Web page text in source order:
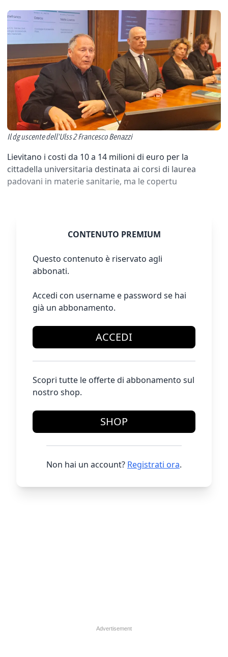
Il dg uscente dell'Ulss 2 Francesco Benazzi
Lievitano i costi da 10 a 14 milioni di euro per la
cittadella universitaria destinata ai corsi di laurea
padovani in materie sanitarie, ma le copertu
CONTENUTO PREMIUM
Questo contenuto è riservato agli
abbonati.
Accedi con username e password se hai
già un abbonamento.
ACCEDI
Scopri tutte le offerte di abbonamento sul
nostro shop.
SHOP
Non hai un account? Registrati ora.